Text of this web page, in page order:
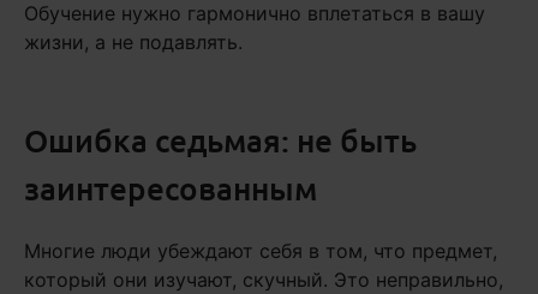
Обучение нужно гармонично вплетаться в вашу
жизни, а не подавлять.
Ошибка седьмая: не быть
заинтересованным
Многие люди убеждают себя в том, что предмет,
который они изучают, скучный. Это неправильно,